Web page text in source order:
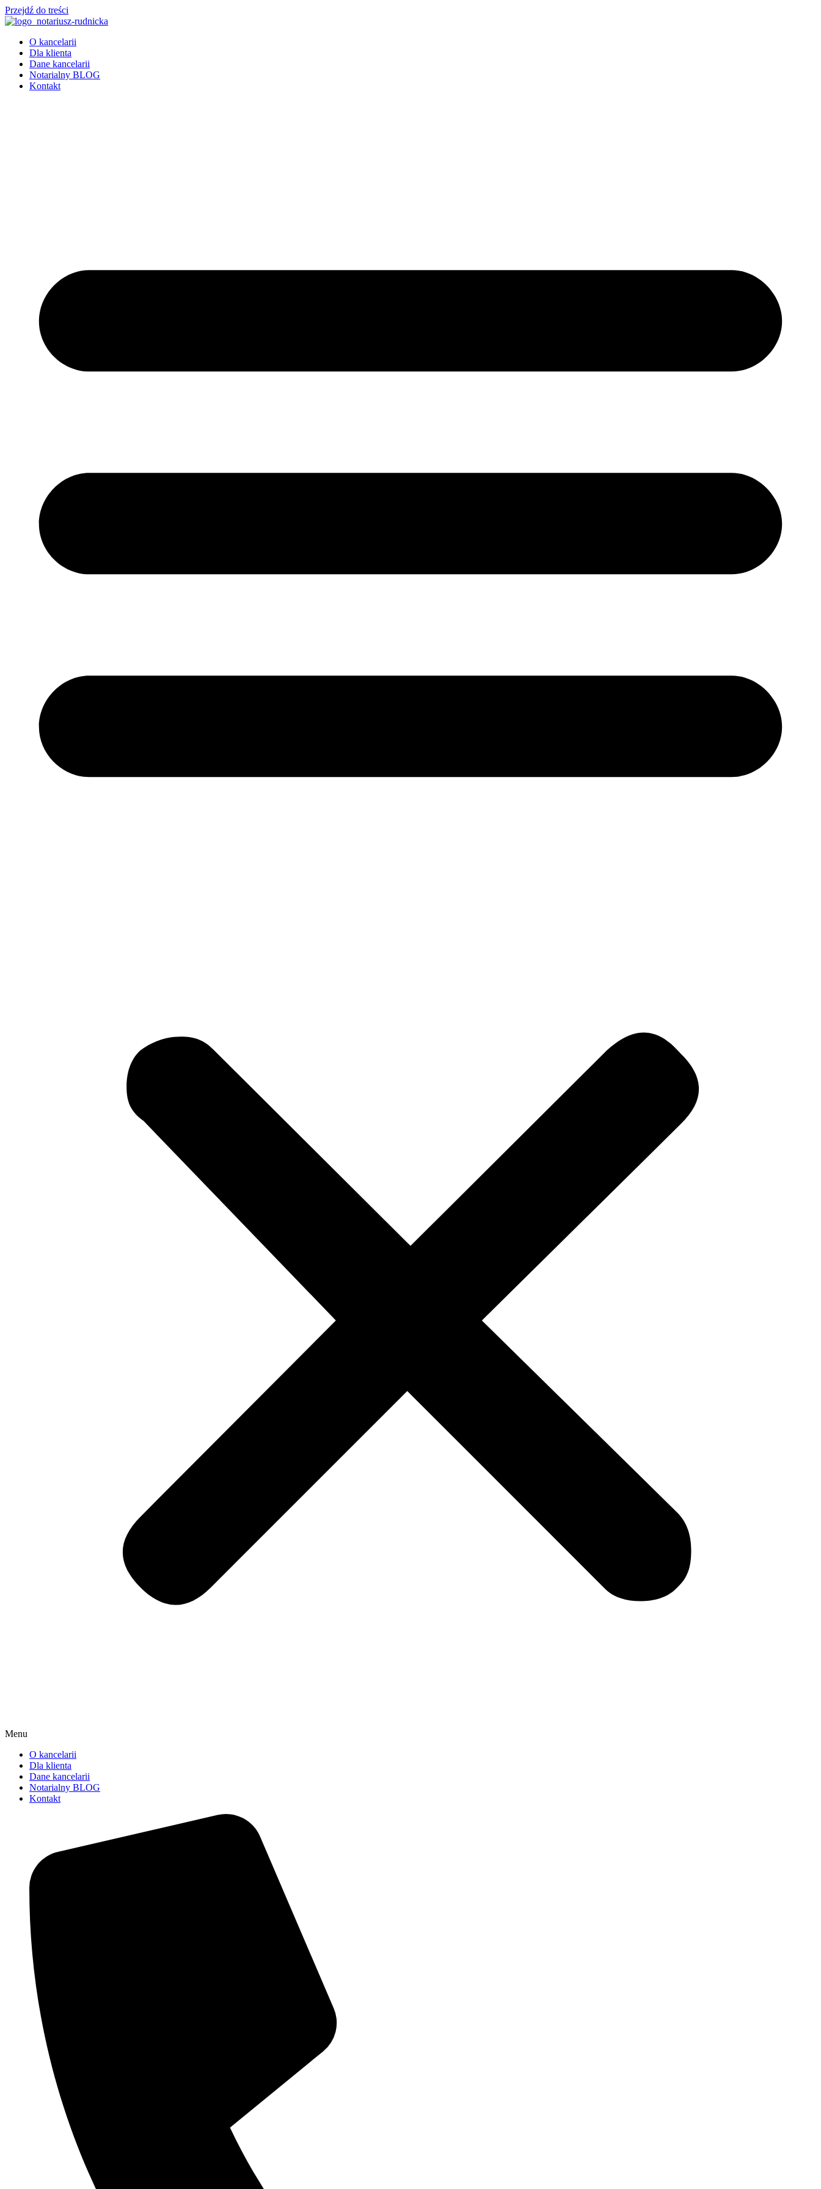
Przejdź do treści
O kancelarii
Dla klienta
Dane kancelarii
Notarialny BLOG
Kontakt
Menu
O kancelarii
Dla klienta
Dane kancelarii
Notarialny BLOG
Kontakt